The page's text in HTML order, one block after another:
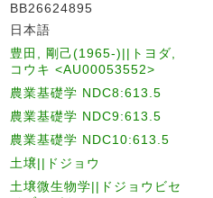
BB26624895
日本語
豊田, 剛己(1965-)||トヨダ,
コウキ <AU00053552>
農業基礎学 NDC8:613.5
農業基礎学 NDC9:613.5
農業基礎学 NDC10:613.5
土壌||ドジョウ
土壌微生物学||ドジョウビセ